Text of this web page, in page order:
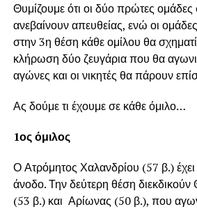
Θυμίζουμε ότι οι δύο πρώτες ομάδες
ανεβαίνουν απευθείας, ενώ οι
στην 3η θέση κάθε ομίλου θα
κλήρωση δύο ζευγάρια που θα
αγώνες και οι νικητές θα πάρουν
Ας δούμε τι έχουμε σε κάθε όμιλο…
1ος όμιλος
Ο Ατρόμητος Χαλανδρίου (57 β.) έχει
άνοδο. Την δεύτερη θέση
(53 β.) και Αρίωνας (50 β.), που